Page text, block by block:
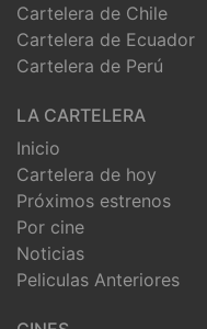
Cartelera de Chile
Cartelera de Ecuador
Cartelera de Perú
LA CARTELERA
Inicio
Cartelera de hoy
Próximos estrenos
Por cine
Noticias
Peliculas Anteriores